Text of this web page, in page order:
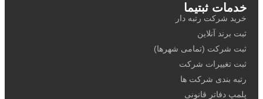
خدمات ثبتیما
خرید شرکت رتبه دار
ثبت برند آنلاین
ثبت شرکت (تمامی شهرها)
ثبت تغییرات شرکت
رتبه بندی شرکت ها
پلمپ دفاتر قانونی